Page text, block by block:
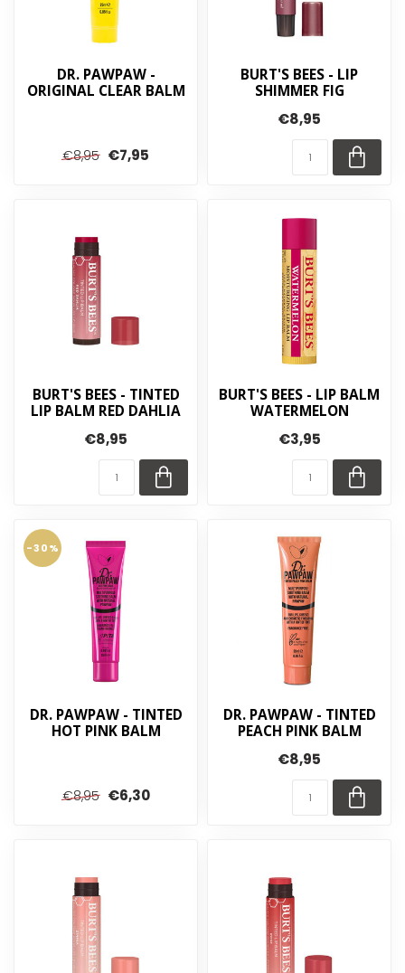
DR. PAWPAW -
ORIGINAL CLEAR BALM
€8,95 €7,95
BURT'S BEES - LIP
SHIMMER FIG
€8,95
BURT'S BEES - TINTED
LIP BALM RED DAHLIA
€8,95
BURT'S BEES - LIP BALM
WATERMELON
€3,95
-30%
DR. PAWPAW - TINTED
HOT PINK BALM
€8,95 €6,30
DR. PAWPAW - TINTED
PEACH PINK BALM
€8,95